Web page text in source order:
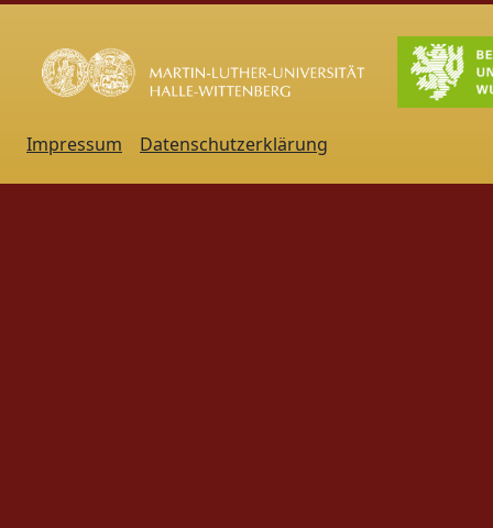
Impressum Datenschutzerklärung